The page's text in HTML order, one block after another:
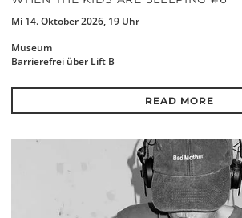
Mi 14. Oktober 2026, 19 Uhr
Museum
Barrierefrei über Lift B
READ MORE